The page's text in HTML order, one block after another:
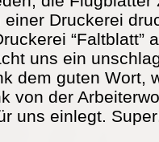
einer Druckerei
“Faltblatt”
uns ein
dem guten Wort,
von der
uns einlegt.